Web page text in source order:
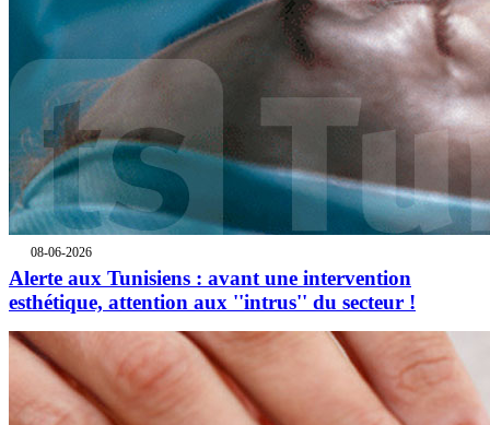
08-06-2026
Alerte aux Tunisiens : avant une intervention
esthétique, attention aux ''intrus'' du secteur !